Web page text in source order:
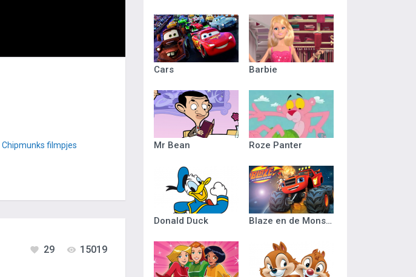
Chipmunks filmpjes
15019
29
Cars Barbie
Mr Bean Roze Panter
Donald Duck Blaze en de Monsterwielen